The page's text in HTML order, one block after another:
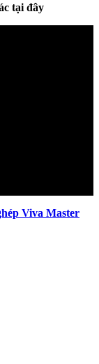
tại đây
Viva Master